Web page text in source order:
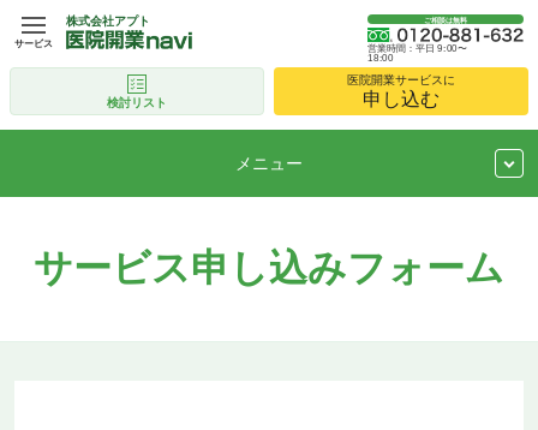
株式会社アプト ご相談は無料
営業時間：平日 9:00〜
18:00
検討リスト
医院開業サービスに
申し込む
サービス
メニュー
サービス申し込みフォーム